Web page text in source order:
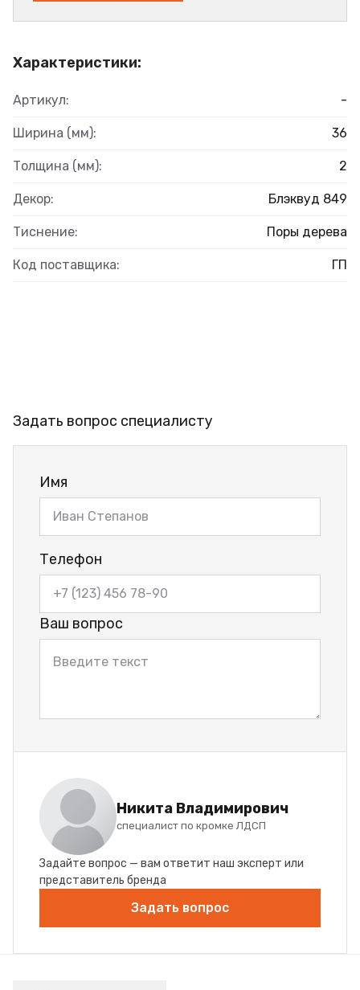
Характеристики:
Артикул: -
Ширина (мм): 36
Толщина (мм): 2
Декор: Блэквуд 849
Тиснение: Поры дерева
Код поставщика: ГП
Задать вопрос специалисту
Имя
Телефон
Ваш вопрос
Никита Владимирович
специалист по кромке ЛДСП
Задайте вопрос — вам ответит наш эксперт или
представитель бренда
Задать вопрос